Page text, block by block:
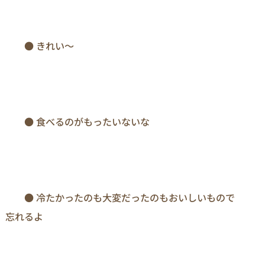
● きれい～
● 食べるのがもったいないな
● 冷たかったのも大変だったのもおいしいもので
忘れるよ